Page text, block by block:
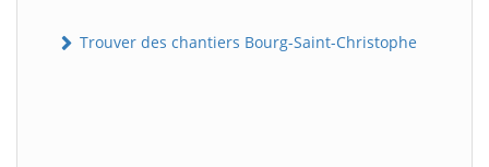
Trouver des chantiers Bourg-Saint-Christophe